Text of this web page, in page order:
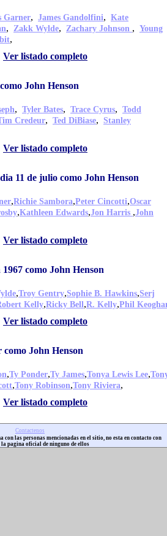
Garner, James Gandolfini, Kate
, Zakk Wylde, Zachary Johnson , Young
,
Ver listado completo
John Henson
, Tyler Bates, Trace Cyrus, Todd
Credeur, Ted DiBiase, Stanley
Ver listado completo
11 de julio como John Henson
,Richie Sambora,Peter Cincotti,Oscar
,Kathleen Edwards,Jon Harris ,John
Ver listado completo
como John Henson
,Troy Gentry,Sophie B. Hawkins,Serj
Kelly,Ricky Bell,R. Kelly,Phil
Ver listado completo
como John Henson
,Ty Ponder,Ty James,Tonya Lewis Lee,
,Tony Robinson,Tony Riviera,
Ver listado completo
Contactenos
las personas mencionadas en el sitio, no esta en contacto con
la pagina oficial de ninguno de ellos